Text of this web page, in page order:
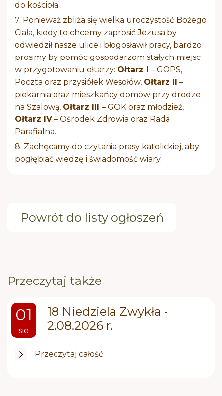
do kościoła.
7. Ponieważ zbliża się wielka uroczystość Bożego
Ciała, kiedy to chcemy zaprosić Jezusa by
odwiedził nasze ulice i błogosławił pracy, bardzo
prosimy by pomóc gospodarzom stałych miejsc
w przygotowaniu ołtarzy: Ołtarz I – GOPS,
Poczta oraz przysiółek Wesołów, Ołtarz II –
piekarnia oraz mieszkańcy domów przy drodze
na Szalową, Ołtarz III – GOK oraz młodzież,
Ołtarz IV – Ośrodek Zdrowia oraz Rada
Parafialna.
8. Zachęcamy do czytania prasy katolickiej, aby
pogłębiać wiedzę i świadomość wiary.
Powrót do listy ogłoszeń
Przeczytaj także
01
sie
18 Niedziela Zwykła -
2.08.2026 r.
Przeczytaj całość